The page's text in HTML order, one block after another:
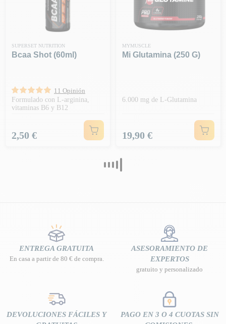
SUPERSET NUTRITION
Bcaa Shot (60ml)
11 Opinión
Formulado con L-arginina,
vitaminas B6 y B12
Precio
2,50 €
MYMUSCLE
Mi Glutamina (250 G)
6.000 mg de L-Glutamina
Precio
19,90 €
ENTREGA GRATUITA
En casa a partir de 80 € de compra.
ASESORAMIENTO DE
EXPERTOS
gratuito y personalizado
DEVOLUCIONES FÁCILES Y
PAGO EN 3 O 4 CUOTAS SIN